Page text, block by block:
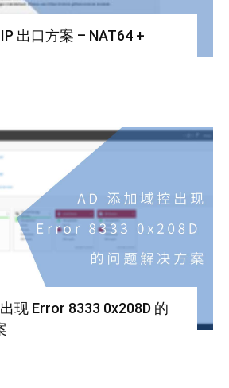
出口方案 – NAT64 +
现 Error 8333 0x208D 的